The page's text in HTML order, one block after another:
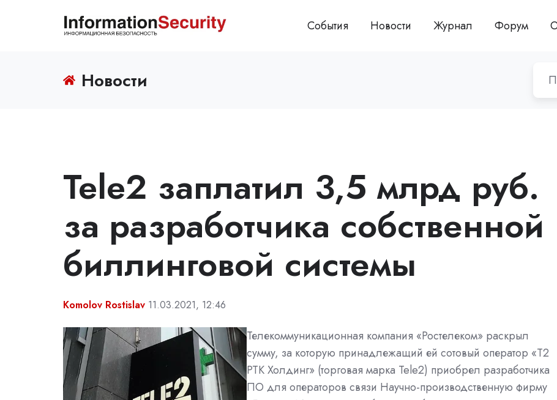
События Новости Журнал Форум
Новости
Tele2 заплатил 3,5 млрд руб.
за разработчика собственной
биллинговой системы
Komolov Rostislav 11.03.2021, 12:46
Телекоммуникационная компания «Ростелеком» раскрыл
сумму, за которую принадлежащий ей сотовый оператор «Т2
РТК Холдинг» (торговая марка Tele2) приобрел разработчика
ПО для операторов связи Научно-производственную фирму